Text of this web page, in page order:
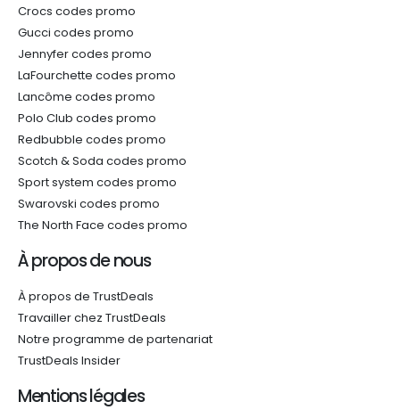
Crocs codes promo
Gucci codes promo
Jennyfer codes promo
LaFourchette codes promo
Lancôme codes promo
Polo Club codes promo
Redbubble codes promo
Scotch & Soda codes promo
Sport system codes promo
Swarovski codes promo
The North Face codes promo
À propos de nous
À propos de TrustDeals
Travailler chez TrustDeals
Notre programme de partenariat
TrustDeals Insider
Mentions légales